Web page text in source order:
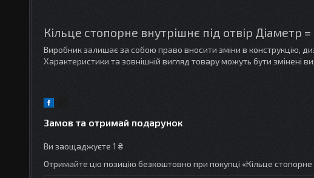
Кільце стопорне внутрішнє під отвір Діаметр =
Виробник залишає за собою право вносити зміни в конструкцію,
Характеристики та зовнішній вигляд товару можуть бути змінені
Замов та отримай подарунок
Ви заощаджуєте 1 ₴
Отримайте цю позицію безкоштовно при покупці «Кільце стопорне